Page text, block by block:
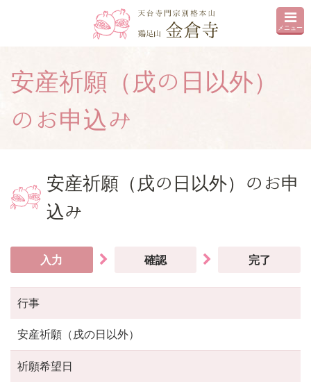
メニュー
安産祈願（戌の日以外）
のお申込み
安産祈願（戌の日以外）のお申
込み
入力 確認 完了
行事
安産祈願（戌の日以外）
祈願希望日